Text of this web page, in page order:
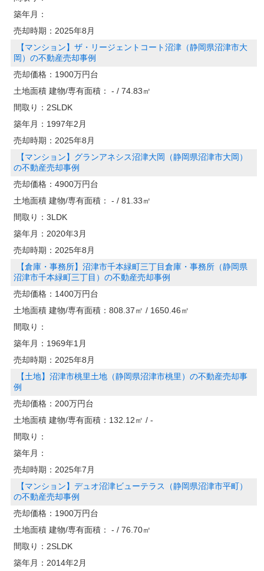
築年月：
売却時期： 2025年8月
【マンション】ザ・リージェントコート沼津（静岡県沼津市大
岡）の不動産売却事例
売却価格： 1900万円台
土地面積 建物/専有面積：
- / 74.83㎡
間取り： 2SLDK
築年月： 1997年2月
売却時期： 2025年8月
【マンション】グランアネシス沼津大岡（静岡県沼津市大岡）
の不動産売却事例
売却価格： 4900万円台
土地面積 建物/専有面積：
- / 81.33㎡
間取り： 3LDK
築年月： 2020年3月
売却時期： 2025年8月
【倉庫・事務所】沼津市千本緑町三丁目倉庫・事務所（静岡県
沼津市千本緑町三丁目）の不動産売却事例
売却価格： 1400万円台
土地面積 建物/専有面積： 808.37㎡ / 1650.46㎡
間取り：
築年月： 1969年1月
売却時期： 2025年8月
【土地】沼津市桃里土地（静岡県沼津市桃里）の不動産売却事
例
売却価格： 200万円台
土地面積 建物/専有面積： 132.12㎡ / -
間取り：
築年月：
売却時期： 2025年7月
【マンション】デュオ沼津ビューテラス（静岡県沼津市平町）
の不動産売却事例
売却価格： 1900万円台
土地面積 建物/専有面積：
- / 76.70㎡
間取り： 2SLDK
築年月： 2014年2月